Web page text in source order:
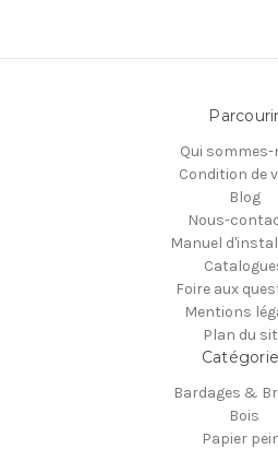
Parcourir
Qui sommes-
Condition de
Blog
Nous-
Manuel
Foire aux
Mentions
Plan du
Bardages &
Bois
Papier